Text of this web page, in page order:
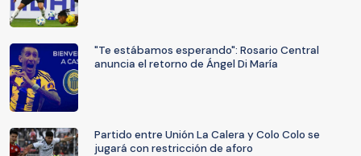
"Te estábamos esperando": Rosario Central
anuncia el retorno de Ángel Di María
Partido entre Unión La Calera y Colo Colo se
jugará con restricción de aforo